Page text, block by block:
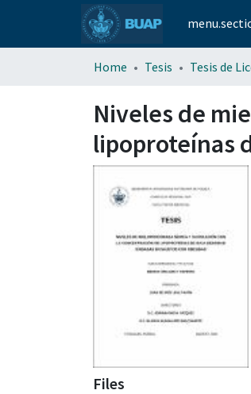
Home Tesis Tesis de
Niveles de
lipoproteínas
Files